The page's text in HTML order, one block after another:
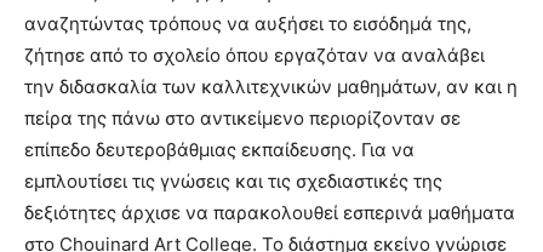
αναζητώντας τρόπους να αυξήσει το εισόδημά της,
ζήτησε από το σχολείο όπου εργαζόταν να αναλάβει
την διδασκαλία των καλλιτεχνικών μαθημάτων, αν και η
πείρα της πάνω στο αντικείμενο περιορίζονταν σε
επίπεδο δευτεροβάθμιας εκπαίδευσης. Για να
εμπλουτίσει τις γνώσεις και τις σχεδιαστικές της
δεξιότητες άρχισε να παρακολουθεί εσπερινά μαθήματα
στο Chouinard Art College. Το διάστημα εκείνο γνώρισε